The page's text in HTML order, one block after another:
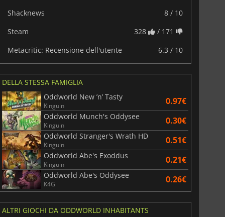
Shacknews
8 / 10
Steam
328
/ 171
Metacritic: Recensione dell'utente
6.3 / 10
DELLA STESSA FAMIGLIA
Oddworld New ’n’ Tasty
Kinguin 0.97€
Oddworld Munch's Oddysee
Kinguin 0.30€
Oddworld Stranger's Wrath HD
Kinguin 0.51€
Oddworld Abe's Exoddus
Kinguin 0.21€
Oddworld Abe's Oddysee
K4G 0.26€
ALTRI GIOCHI DA ODDWORLD INHABITANTS